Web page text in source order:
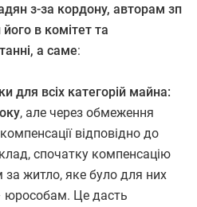
з-за кордону, авторам зп
в комітет та
а саме:
для всіх категорій майна:
, але через обмеження
відповідно до
спочатку компенсацію
за житло, яке було для них
юрособам. Це дасть